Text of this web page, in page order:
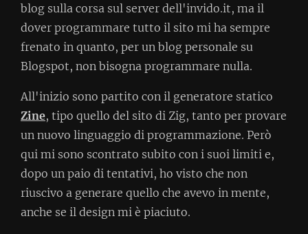
blog sulla corsa sul server dell'invido.it, ma il
dover programmare tutto il sito mi ha sempre
frenato in quanto, per un blog personale su
Blogspot, non bisogna programmare nulla.
All'inizio sono partito con il generatore statico
Zine, tipo quello del sito di Zig, tanto per provare
un nuovo linguaggio di programmazione. Però
qui mi sono scontrato subito con i suoi limiti e,
dopo un paio di tentativi, ho visto che non
riuscivo a generare quello che avevo in mente,
anche se il design mi è piaciuto.